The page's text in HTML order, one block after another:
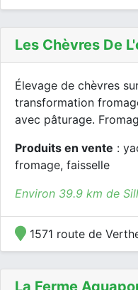
Les Chèvres De
Élevage de chèvres
transformation
avec pâturage.
Produits en vente :
fromage, faisselle
Environ 39.9 km de
1571 route de
La Ferme